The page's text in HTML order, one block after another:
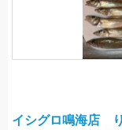
イシグロ鳴海店